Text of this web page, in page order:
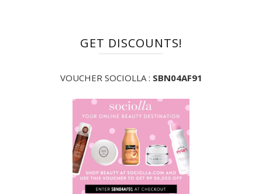
GET DISCOUNTS!
VOUCHER SOCIOLLA : SBN04AF91